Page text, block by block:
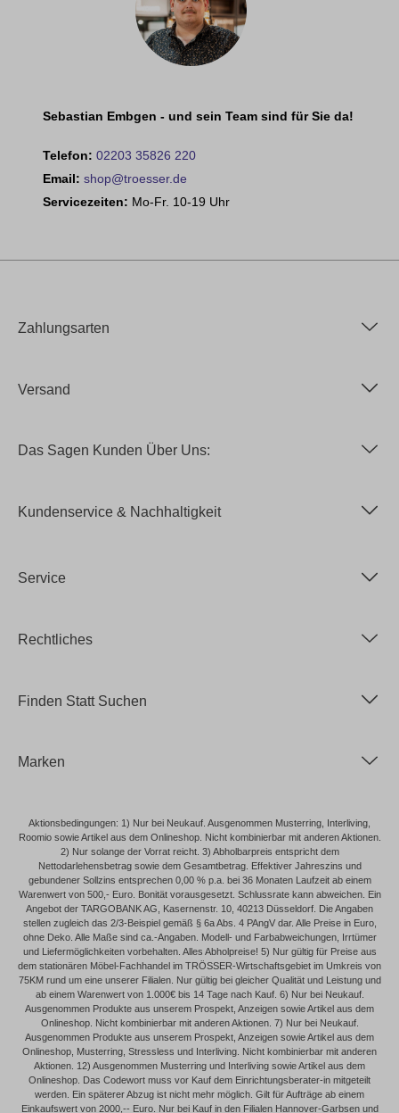
Sebastian Embgen - und sein Team sind für Sie da!
Telefon: 02203 35826 220
Email: shop@troesser.de
Servicezeiten: Mo-Fr. 10-19 Uhr
Zahlungsarten
Versand
Das Sagen Kunden Über Uns:
Kundenservice & Nachhaltigkeit
Service
Rechtliches
Finden Statt Suchen
Marken
Aktionsbedingungen: 1) Nur bei Neukauf. Ausgenommen Musterring, Interliving,
Roomio sowie Artikel aus dem Onlineshop. Nicht kombinierbar mit anderen Aktionen.
2) Nur solange der Vorrat reicht. 3) Abholbarpreis entspricht dem
Nettodarlehensbetrag sowie dem Gesamtbetrag. Effektiver Jahreszins und
gebundener Sollzins entsprechen 0,00 % p.a. bei 36 Monaten Laufzeit ab einem
Warenwert von 500,- Euro. Bonität vorausgesetzt. Schlussrate kann abweichen. Ein
Angebot der TARGOBANK AG, Kasernenstr. 10, 40213 Düsseldorf. Die Angaben
stellen zugleich das 2/3-Beispiel gemäß § 6a Abs. 4 PAngV dar. Alle Preise in Euro,
ohne Deko. Alle Maße sind ca.-Angaben. Modell- und Farbabweichungen, Irrtümer
und Liefermöglichkeiten vorbehalten. Alles Abholpreise! 5) Nur gültig für Preise aus
dem stationären Möbel-Fachhandel im TRÖSSER-Wirtschaftsgebiet im Umkreis von
75KM rund um eine unserer Filialen. Nur gültig bei gleicher Qualität und Leistung und
ab einem Warenwert von 1.000€ bis 14 Tage nach Kauf. 6) Nur bei Neukauf.
Ausgenommen Produkte aus unserem Prospekt, Anzeigen sowie Artikel aus dem
Onlineshop. Nicht kombinierbar mit anderen Aktionen. 7) Nur bei Neukauf.
Ausgenommen Produkte aus unserem Prospekt, Anzeigen sowie Artikel aus dem
Onlineshop, Musterring, Stressless und Interliving. Nicht kombinierbar mit anderen
Aktionen. 12) Ausgenommen Musterring und Interliving sowie Artikel aus dem
Onlineshop. Das Codewort muss vor Kauf dem Einrichtungsberater-in mitgeteilt
werden. Ein späterer Abzug ist nicht mehr möglich. Gilt für Aufträge ab einem
Einkaufswert von 2000,-- Euro. Nur bei Kauf in den Filialen Hannover-Garbsen und